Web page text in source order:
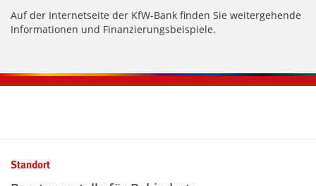
Auf der Internetseite der KfW-Bank finden Sie weitergehende
Informationen und Finanzierungsbeispiele.
Standort